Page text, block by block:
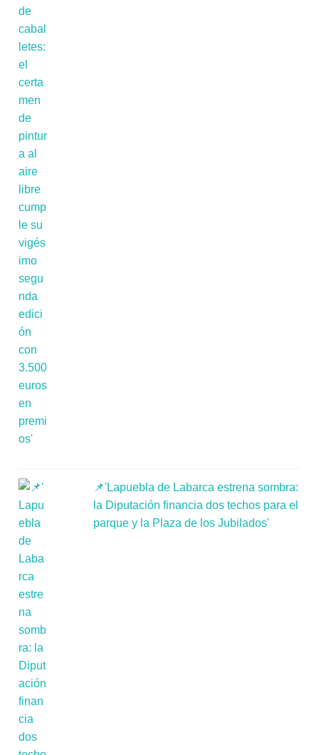
📌'Lapuebla de Labarca estrena sombra:
la Diputación financia dos techos para el
parque y la Plaza de los Jubilados'